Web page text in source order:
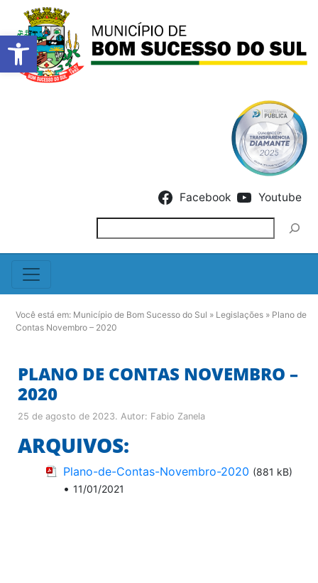
Barra de Ferramentas
Facebook Youtube
Você está em: Município de Bom Sucesso do Sul » Legislações » Plano de
Contas Novembro – 2020
PLANO DE CONTAS NOVEMBRO –
2020
25 de agosto de 2023. Autor: Fabio Zanela
ARQUIVOS:
Plano-de-Contas-Novembro-2020 (881 kB)
• 11/01/2021